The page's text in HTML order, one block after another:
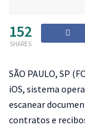
152
SHARES
SÃO PAULO, SP
iOS, sistema
escanear
contratos e